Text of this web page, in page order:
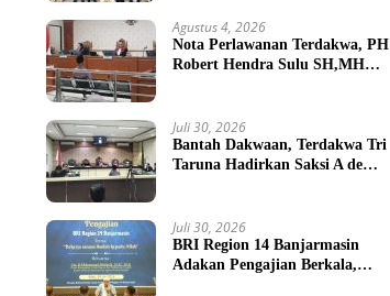
Agustus 4, 2026
Nota Perlawanan Terdakwa, PH
Robert Hendra Sulu SH,MH
Juli 30, 2026
Bantah Dakwaan, Terdakwa Tri
Taruna Hadirkan Saksi A de
Juli 30, 2026
BRI Region 14 Banjarmasin
Adakan Pengajian Berkala,